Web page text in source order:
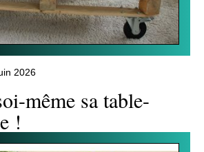
2026
même sa table-
!